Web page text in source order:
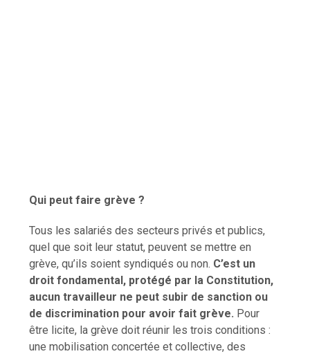
Qui peut faire grève ?
Tous les salariés des secteurs privés et publics,
quel que soit leur statut, peuvent se mettre en
grève, qu’ils soient syndiqués ou non. C’est un
droit fondamental, protégé par la Constitution,
aucun travailleur ne peut subir de sanction ou
de discrimination pour avoir fait grève. Pour
être licite, la grève doit réunir les trois conditions :
une mobilisation concertée et collective, des